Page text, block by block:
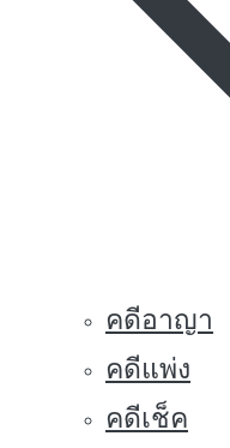
คดีอาญา
คดีแพ่ง
คดีเช็ค